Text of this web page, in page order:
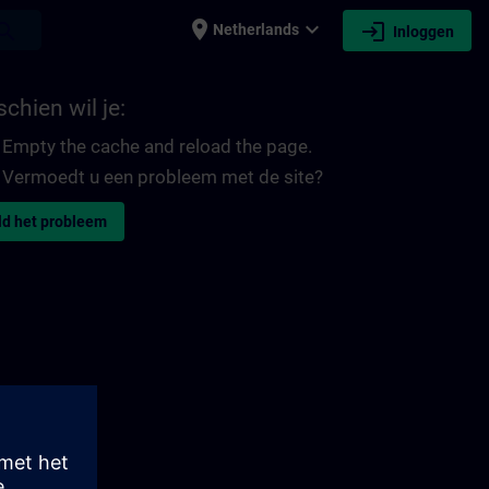
place Netherlands expand_more login Inloggen
wil je:
Empty the cache and reload the page.
Vermoedt u een probleem met de site?
het probleem